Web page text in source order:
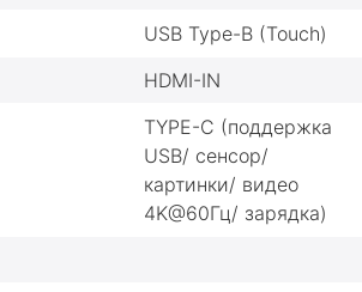
USB Type-B (Touch)
HDMI-IN
TYPE-C (поддержка
USB/ сенсор/
картинки/ видео
4K@60Гц/ зарядка)